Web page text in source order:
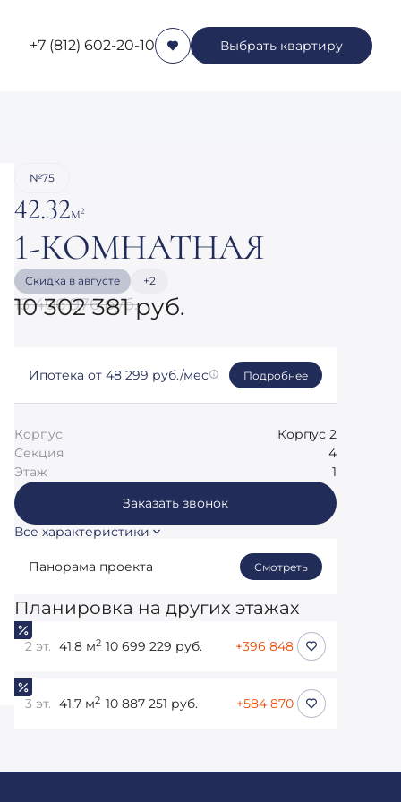
+7 (812) 602-20-10 Выбрать квартиру
№75
42.32М2
1-КОМНАТНАЯ
Скидка в августе +2
13 406 976 руб.
10 302 381 руб.
Ипотека от 48 299 руб./мес Подробнее
Корпус
Корпус 2
Секция
4
Этаж
1
Заказать звонок
Все характеристики
Панорама проекта Смотреть
Планировка на других этажах
2 эт. 41.8 м2 10 699 229 руб. +396 848
3 эт. 41.7 м2 10 887 251 руб. +584 870